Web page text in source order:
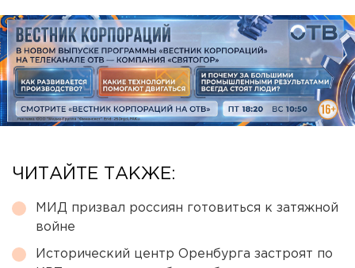
ЧИТАЙТЕ ТАКЖЕ:
МИД призвал россиян готовиться к затяжной
войне
Исторический центр Оренбурга застроят по